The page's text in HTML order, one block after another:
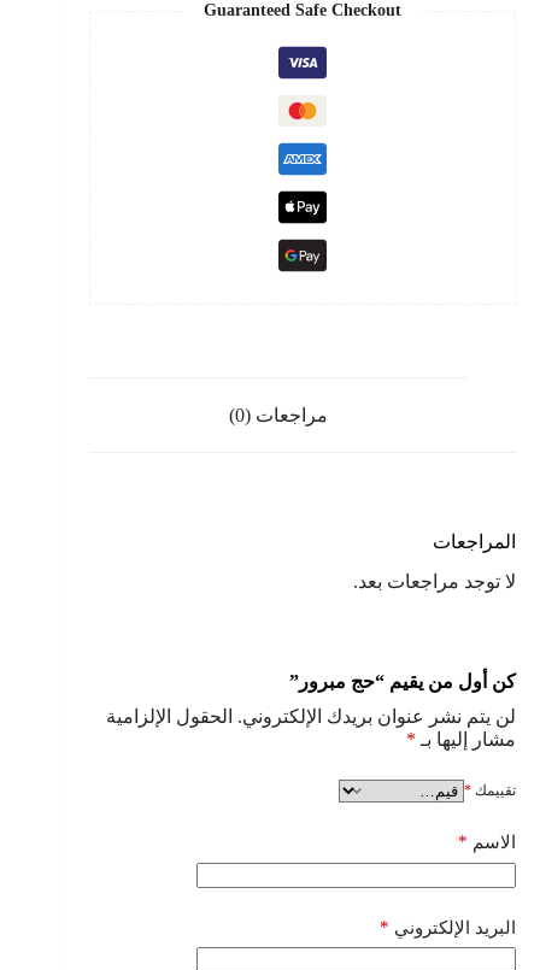
Guaranteed Safe Checkout
مراجعات (0)
المراجعات
لا توجد مراجعات بعد.
كن أول من يقيم “حج مبرور”
لن يتم نشر عنوان بريدك الإلكتروني. الحقول الإلزامية
مشار إليها بـ *
تقييمك *
الاسم *
البريد الإلكتروني *